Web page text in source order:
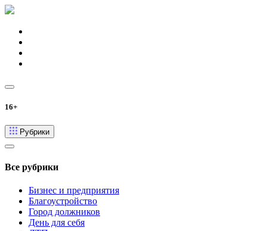
16+
Рубрики
Все рубрики
Бизнес и предприятия
Благоустройство
Город должников
День для себя